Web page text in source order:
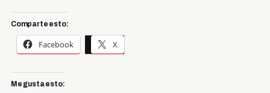
Comparte esto:
Facebook X
Me gusta esto: